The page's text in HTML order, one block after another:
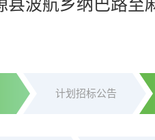
县波航乡纳巴路至
计划招标公告